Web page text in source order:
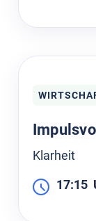
Klarheit
17:15